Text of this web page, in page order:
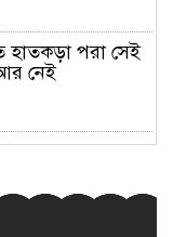
পরা সেই
নেই
কাছে ক্ষমা